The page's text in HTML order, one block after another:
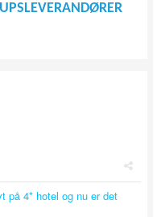
på 4* hotel og nu er det